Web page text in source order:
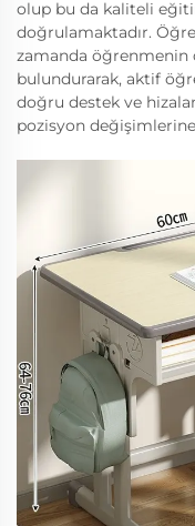
olup bu da kaliteli
doğrulamaktadır.
zamanda öğrenmenin
bulundurarak, aktif
doğru destek ve
pozisyon